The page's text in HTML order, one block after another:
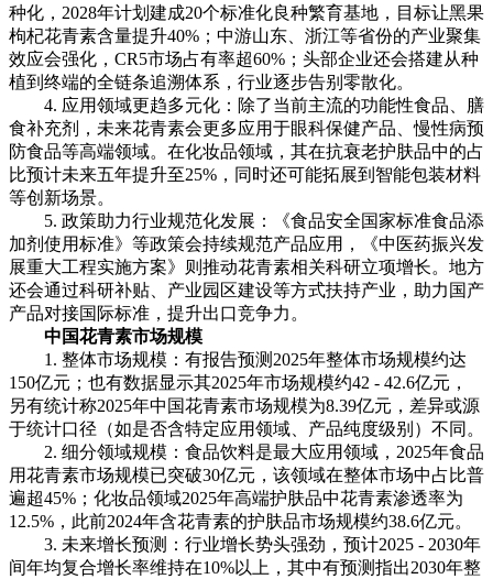
种化，2028年计划建成20个标准化良种繁育基地，目标让黑果
枸杞花青素含量提升40%；中游山东、浙江等省份的产业聚集
效应会强化，CR5市场占有率超60%；头部企业还会搭建从种
植到终端的全链条追溯体系，行业逐步告别零散化。
4. 应用领域更趋多元化：除了当前主流的功能性食品、膳
食补充剂，未来花青素会更多应用于眼科保健产品、慢性病预
防食品等高端领域。在化妆品领域，其在抗衰老护肤品中的占
比预计未来五年提升至25%，同时还可能拓展到智能包装材料
等创新场景。
5. 政策助力行业规范化发展：《食品安全国家标准食品添
加剂使用标准》等政策会持续规范产品应用，《中医药振兴发
展重大工程实施方案》则推动花青素相关科研立项增长。地方
还会通过科研补贴、产业园区建设等方式扶持产业，助力国产
产品对接国际标准，提升出口竞争力。
中国花青素市场规模
1. 整体市场规模：有报告预测2025年整体市场规模约达
150亿元；也有数据显示其2025年市场规模约42 - 42.6亿元，
另有统计称2025年中国花青素市场规模为8.39亿元，差异或源
于统计口径（如是否含特定应用领域、产品纯度级别）不同。
2. 细分领域规模：食品饮料是最大应用领域，2025年食品
用花青素市场规模已突破30亿元，该领域在整体市场中占比普
遍超45%；化妆品领域2025年高端护肤品中花青素渗透率为
12.5%，此前2024年含花青素的护肤品市场规模约38.6亿元。
3. 未来增长预测：行业增长势头强劲，预计2025 - 2030年
间年均复合增长率维持在10%以上，其中有预测指出2030年整